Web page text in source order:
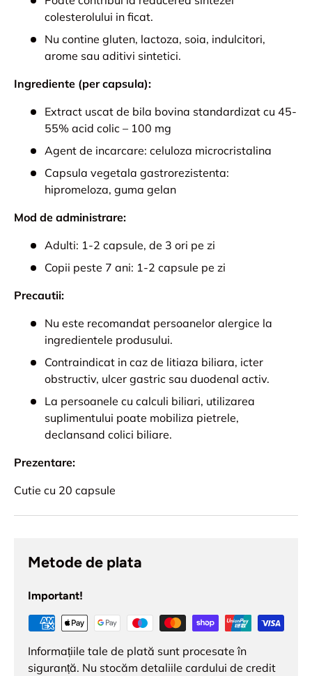
colesterolului in ficat.
Nu contine gluten, lactoza, soia, indulcitori,
arome sau aditivi sintetici.
Ingrediente (per capsula):
Extract uscat de bila bovina standardizat cu 45-
55% acid colic – 100 mg
Agent de incarcare: celuloza microcristalina
Capsula vegetala gastrorezistenta:
hipromeloza, guma gelan
Mod de administrare:
Adulti: 1-2 capsule, de 3 ori pe zi
Copii peste 7 ani: 1-2 capsule pe zi
Precautii:
Nu este recomandat persoanelor alergice la
ingredientele produsului.
Contraindicat in caz de litiaza biliara, icter
obstructiv, ulcer gastric sau duodenal activ.
La persoanele cu calculi biliari, utilizarea
suplimentului poate mobiliza pietrele,
declansand colici biliare.
Prezentare:
Cutie cu 20 capsule
Metode de plata
Important!
Informațiile tale de plată sunt procesate în
siguranță. Nu stocăm detaliile cardului de credit